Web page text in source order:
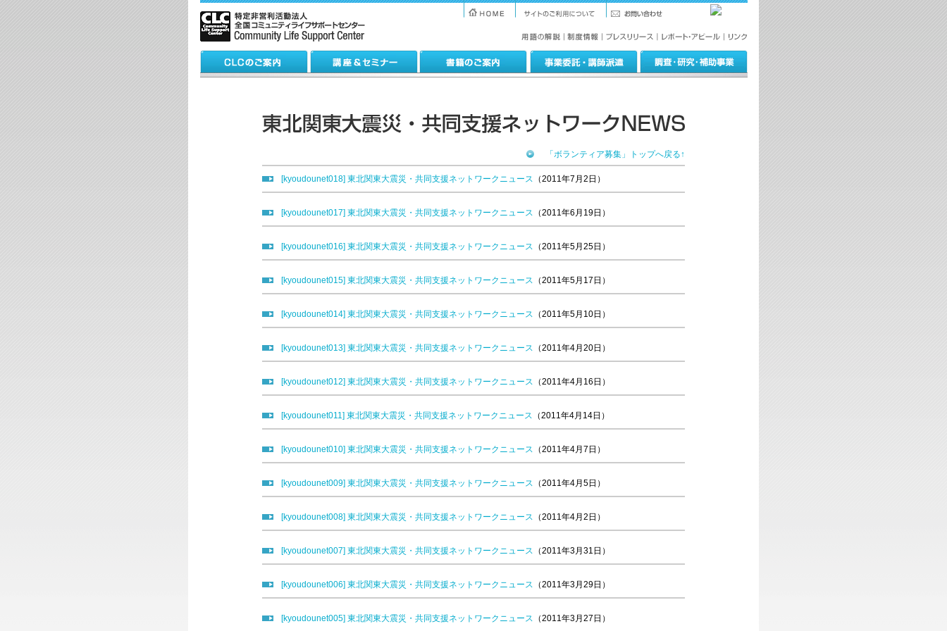
「ボランティア募集」トップへ戻る↑
[kyoudounet018] 東北関東大震災・共同支援ネットワークニュース （2011年7月2日）
[kyoudounet017] 東北関東大震災・共同支援ネットワークニュース （2011年6月19日）
[kyoudounet016] 東北関東大震災・共同支援ネットワークニュース （2011年5月25日）
[kyoudounet015] 東北関東大震災・共同支援ネットワークニュース （2011年5月17日）
[kyoudounet014] 東北関東大震災・共同支援ネットワークニュース （2011年5月10日）
[kyoudounet013] 東北関東大震災・共同支援ネットワークニュース （2011年4月20日）
[kyoudounet012] 東北関東大震災・共同支援ネットワークニュース （2011年4月16日）
[kyoudounet011] 東北関東大震災・共同支援ネットワークニュース （2011年4月14日）
[kyoudounet010] 東北関東大震災・共同支援ネットワークニュース （2011年4月7日）
[kyoudounet009] 東北関東大震災・共同支援ネットワークニュース （2011年4月5日）
[kyoudounet008] 東北関東大震災・共同支援ネットワークニュース （2011年4月2日）
[kyoudounet007] 東北関東大震災・共同支援ネットワークニュース （2011年3月31日）
[kyoudounet006] 東北関東大震災・共同支援ネットワークニュース （2011年3月29日）
[kyoudounet005] 東北関東大震災・共同支援ネットワークニュース （2011年3月27日）